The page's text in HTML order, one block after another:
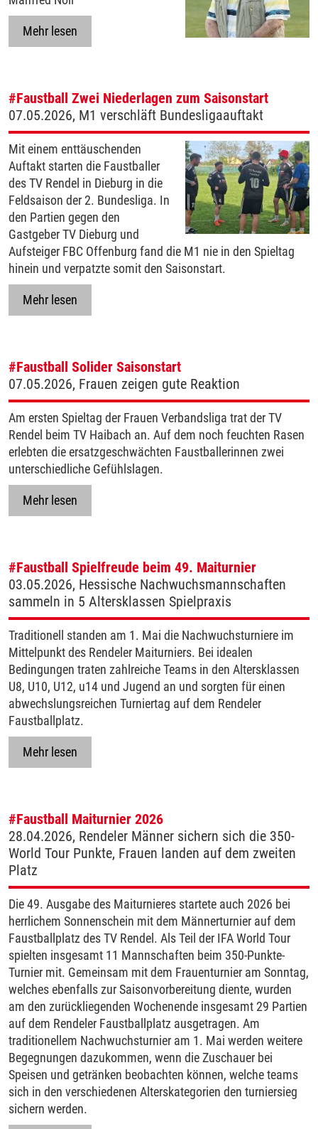
Mehr lesen
#Faustball Zwei Niederlagen zum Saisonstart
07.05.2026, M1 verschläft Bundesligaauftakt
Mit einem enttäuschenden
Auftakt starten die Faustballer
des TV Rendel in Dieburg in die
Feldsaison der 2. Bundesliga. In
den Partien gegen den
Gastgeber TV Dieburg und
Aufsteiger FBC Offenburg fand die M1 nie in den Spieltag
hinein und verpatzte somit den Saisonstart.
Mehr lesen
#Faustball Solider Saisonstart
07.05.2026, Frauen zeigen gute Reaktion
Am ersten Spieltag der Frauen Verbandsliga trat der TV
Rendel beim TV Haibach an. Auf dem noch feuchten Rasen
erlebten die ersatzgeschwächten Faustballerinnen zwei
unterschiedliche Gefühlslagen.
Mehr lesen
#Faustball Spielfreude beim 49. Maiturnier
03.05.2026, Hessische Nachwuchsmannschaften
sammeln in 5 Altersklassen Spielpraxis
Traditionell standen am 1. Mai die Nachwuchsturniere im
Mittelpunkt des Rendeler Maiturniers. Bei idealen
Bedingungen traten zahlreiche Teams in den Altersklassen
U8, U10, U12, u14 und Jugend an und sorgten für einen
abwechslungsreichen Turniertag auf dem Rendeler
Faustballplatz.
Mehr lesen
#Faustball Maiturnier 2026
28.04.2026, Rendeler Männer sichern sich die 350-
World Tour Punkte, Frauen landen auf dem zweiten
Platz
Die 49. Ausgabe des Maiturnieres startete auch 2026 bei
herrlichem Sonnenschein mit dem Männerturnier auf dem
Faustballplatz des TV Rendel. Als Teil der IFA World Tour
spielten insgesamt 11 Mannschaften beim 350-Punkte-
Turnier mit. Gemeinsam mit dem Frauenturnier am Sonntag,
welches ebenfalls zur Saisonvorbereitung diente, wurden
am den zurückliegenden Wochenende insgesamt 29 Partien
auf dem Rendeler Faustballplatz ausgetragen. Am
traditionellem Nachwuchsturnier am 1. Mai werden weitere
Begegnungen dazukommen, wenn die Zuschauer bei
Speisen und getränken beobachten können, welche teams
sich in den verschiedenen Alterskategorien den turniersieg
sichern werden.